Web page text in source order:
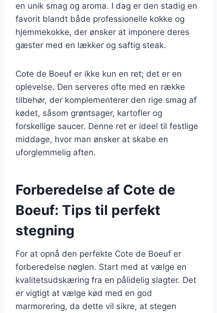
en unik smag og aroma. I dag er den stadig en
favorit blandt både professionelle kokke og
hjemmekokke, der ønsker at imponere deres
gæster med en lækker og saftig steak.
Cote de Boeuf er ikke kun en ret; det er en
oplevelse. Den serveres ofte med en række
tilbehør, der komplementerer den rige smag af
kødet, såsom grøntsager, kartofler og
forskellige saucer. Denne ret er ideel til festlige
middage, hvor man ønsker at skabe en
uforglemmelig aften.
Forberedelse af Cote de
Boeuf: Tips til perfekt
stegning
For at opnå den perfekte Cote de Boeuf er
forberedelse nøglen. Start med at vælge en
kvalitetsudskæring fra en pålidelig slagter. Det
er vigtigt at vælge kød med en god
marmorering, da dette vil sikre, at stegen